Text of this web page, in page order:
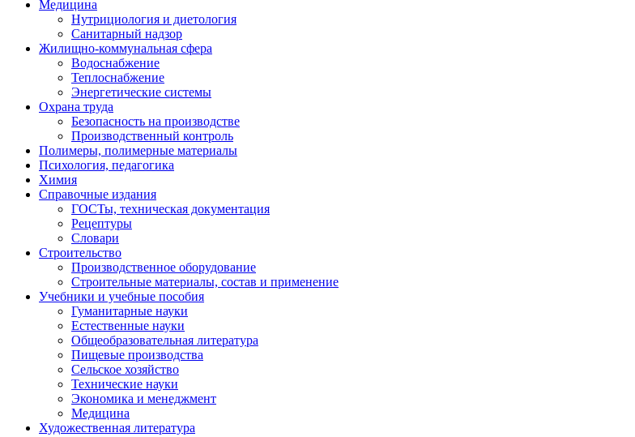
Медицина
Нутрициология и диетология
Санитарный надзор
Жилищно-коммунальная сфера
Водоснабжение
Теплоснабжение
Энергетические системы
Охрана труда
Безопасность на производстве
Производственный контроль
Полимеры, полимерные материалы
Психология, педагогика
Химия
Справочные издания
ГОСТы, техническая документация
Рецептуры
Словари
Строительство
Производственное оборудование
Строительные материалы, состав и применение
Учебники и учебные пособия
Гуманитарные науки
Естественные науки
Общеобразовательная литература
Пищевые производства
Сельское хозяйство
Технические науки
Экономика и менеджмент
Медицина
Художественная литература